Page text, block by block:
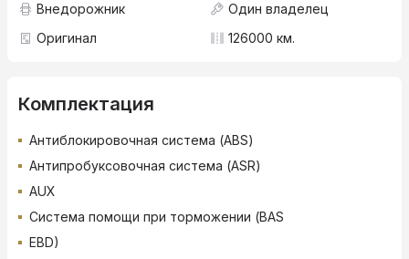
Внедорожник
Один владелец
Оригинал
126000 км.
Комплектация
Антиблокировочная система (ABS)
Антипробуксовочная система (ASR)
AUX
Система помощи при торможении (BAS
EBD)